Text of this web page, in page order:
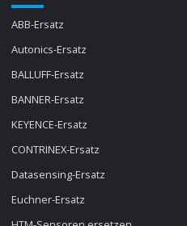
ABB-Ersatz
Autonics-Ersatz
BALLUFF-Ersatz
BANNER-Ersatz
KEYENCE-Ersatz
CONTRINEX-Ersatz
Datasensing-Ersatz
Euchner-Ersatz